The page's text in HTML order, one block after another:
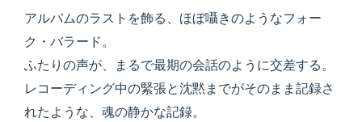
アルバムのラストを飾る、ほぼ囁きのようなフォー
ク・バラード。
ふたりの声が、まるで最期の会話のように交差する。
レコーディング中の緊張と沈黙までがそのまま記録さ
れたような、魂の静かな記録。